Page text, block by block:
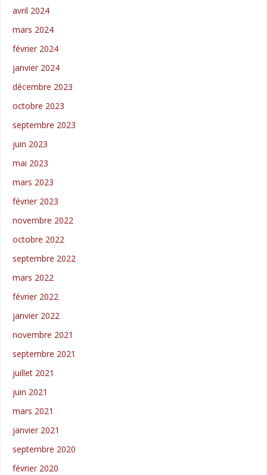
avril 2024
mars 2024
février 2024
janvier 2024
décembre 2023
octobre 2023
septembre 2023
juin 2023
mai 2023
mars 2023
février 2023
novembre 2022
octobre 2022
septembre 2022
mars 2022
février 2022
janvier 2022
novembre 2021
septembre 2021
juillet 2021
juin 2021
mars 2021
janvier 2021
septembre 2020
février 2020